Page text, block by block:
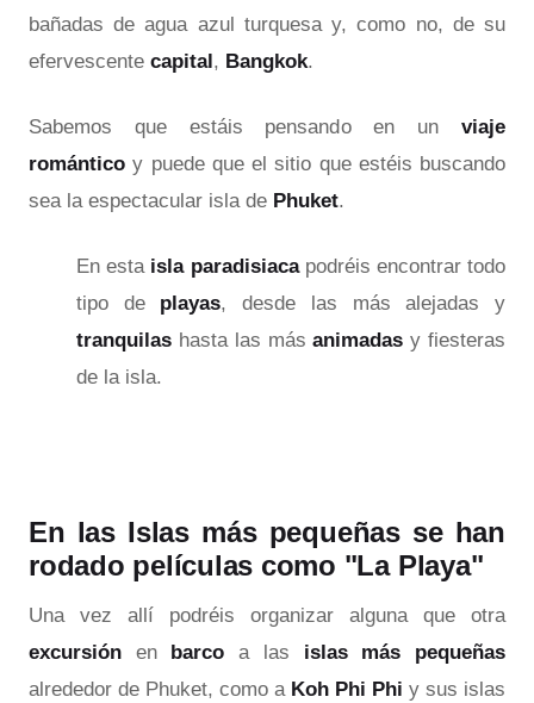
bañadas de agua azul turquesa y, como no, de su
efervescente capital, Bangkok.
Sabemos que estáis pensando en un viaje
romántico y puede que el sitio que estéis buscando
sea la espectacular isla de Phuket.
En esta isla paradisiacapodréis encontrar todo
tipo de playas, desde las más alejadas y
tranquilas hasta las másanimadasy fiesteras
de la isla.
En las Islas más pequeñas se han
rodado películas como "La Playa"
Una vez allí podréis organizar alguna que otra
excursión en barco a las islas más pequeñas
alrededor de Phuket, como a Koh Phi Phi y sus islas